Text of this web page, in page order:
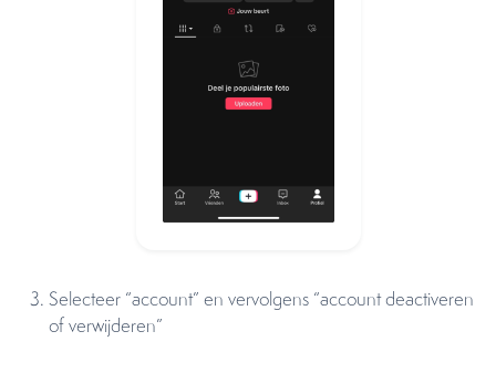
Selecteer “account” en vervolgens “account deactiveren
of verwijderen”